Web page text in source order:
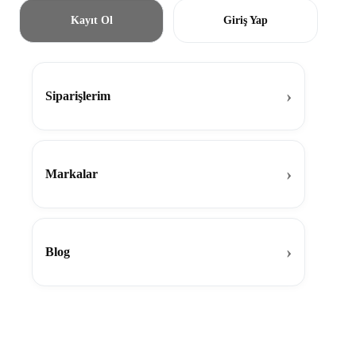
Kayıt Ol Giriş Yap
Siparişlerim
Markalar
Blog